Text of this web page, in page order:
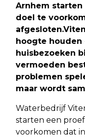
Arnhem
doel te
hoogte houden
huisbezoeken
vermoeden
problemen
maar wordt
Waterbedrijf
starten een
voorkomen dat